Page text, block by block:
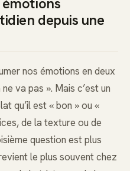
depuis une
nos émotions en deux
va pas ». Mais c’est un
qu’il est « bon » ou «
de la texture ou de
question est plus
le plus souvent chez